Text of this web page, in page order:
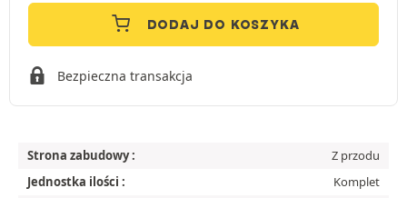
DODAJ DO KOSZYKA
Bezpieczna transakcja
Strona zabudowy :
Z przodu
Jednostka ilości :
Komplet